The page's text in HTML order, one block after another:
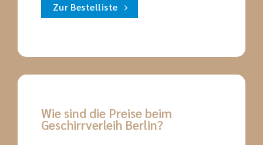
Zur Bestelliste
Wie sind die Preise beim
Geschirrverleih Berlin?